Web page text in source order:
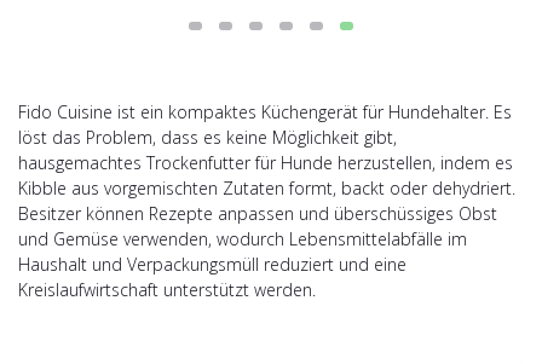
Fido Cuisine ist ein kompaktes Küchengerät für Hundehalter. Es
löst das Problem, dass es keine Möglichkeit gibt,
hausgemachtes Trockenfutter für Hunde herzustellen, indem es
Kibble aus vorgemischten Zutaten formt, backt oder dehydriert.
Besitzer können Rezepte anpassen und überschüssiges Obst
und Gemüse verwenden, wodurch Lebensmittelabfälle im
Haushalt und Verpackungsmüll reduziert und eine
Kreislaufwirtschaft unterstützt werden.